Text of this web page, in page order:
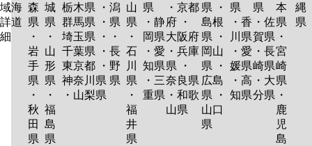
域
詳
細
海
道
森
県
・
岩
手
県
・
秋
田
県
城
県
・
山
形
県
・
福
島
県
栃木県 ・
群馬県 ・
埼玉県 ・
千葉県 ・
東京都 ・
神奈川県
・山梨県
潟
県
・
長
野
県
山
県
・
石
川
県
・
福
井
県
県
・静
岡県
・愛
知県
・三
重県
・京都
府 ・
大阪府
・兵庫
県 ・
奈良県
・和歌
山県
県 ・
島根
県 ・
岡山
県 ・
広島
県 ・
山口
県
県
・香
川県
・愛
媛県
・高
知県
県
・佐
賀県
・長
崎県
・大
分県
本
県
・
宮
崎
県
・
鹿
児
島
縄
県